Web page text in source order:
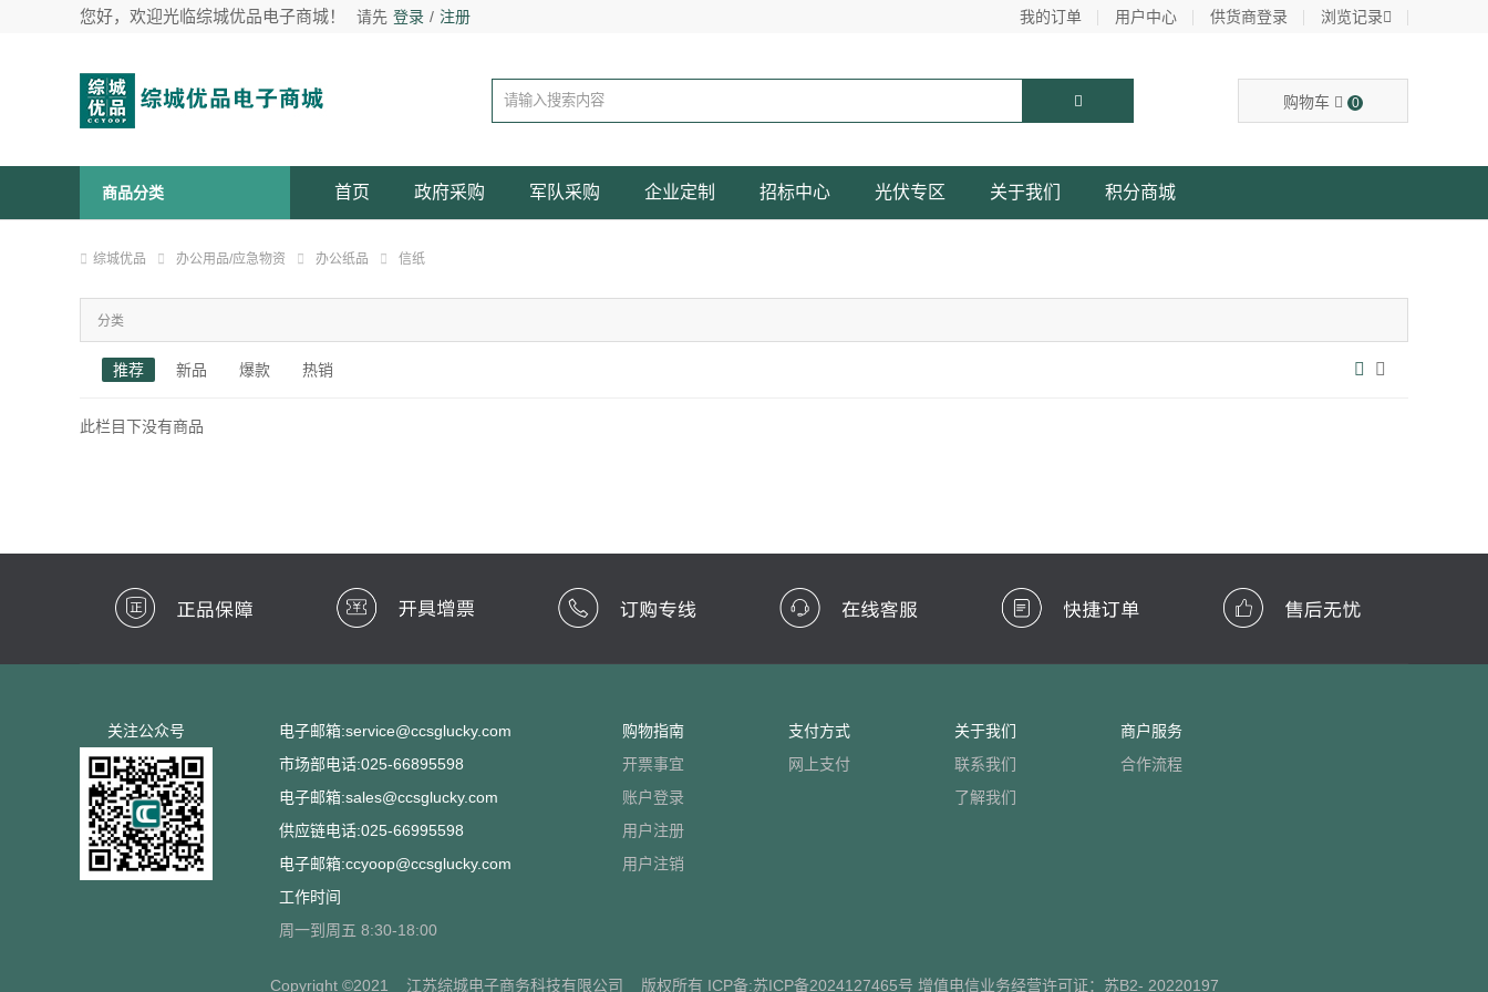
您好，欢迎光临综城优品电子商城！ 请先 登录 / 注册 我的订单 用户中心 供货商登录 浏览记录
购物车 0
商品分类 首页 政府采购 军队采购 企业定制 招标中心 光伏专区 关于我们 积分商城
综城优品 办公用品/应急物资 办公纸品 信纸
分类
推荐 新品 爆款 热销
此栏目下没有商品
关注公众号
电子邮箱:service@ccsglucky.com
市场部电话:025-66895598
电子邮箱:sales@ccsglucky.com
供应链电话:025-66995598
电子邮箱:ccyoop@ccsglucky.com
工作时间
周一到周五 8:30-18:00
购物指南
开票事宜
账户登录
用户注册
用户注销
支付方式
网上支付
关于我们
联系我们
了解我们
商户服务
合作流程
Copyright ©2021 江苏综城电子商务科技有限公司 版权所有 ICP备:苏ICP备2024127465号 增值电信业务经营许可证： 苏B2- 20220197